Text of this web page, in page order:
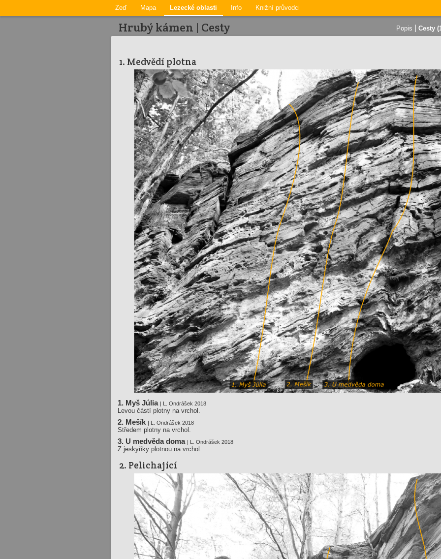
Zeď Mapa Lezecké oblasti Info Knižní průvodci
Hrubý kámen | Cesty Popis Cesty
1. Medvědí plotna
1. Myš Júlia | L. Ondrášek 2018
Levou částí plotny na vrchol.
2. Mešík | L. Ondrášek 2018
Středem plotny na vrchol.
3. U medvěda doma | L. Ondrášek 2018
Z jeskyňky plotnou na vrchol.
2. Pelichající